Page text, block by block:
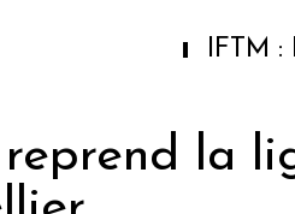
IFTM :
la